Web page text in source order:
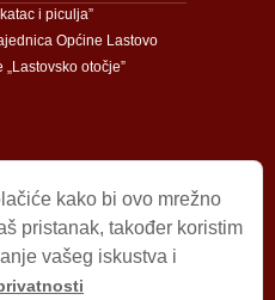
i piculja”
Općine Lastovo
„Lastovsko otočje”
kako bi ovo mrežno
pristanak, također koristim
vašeg iskustva i